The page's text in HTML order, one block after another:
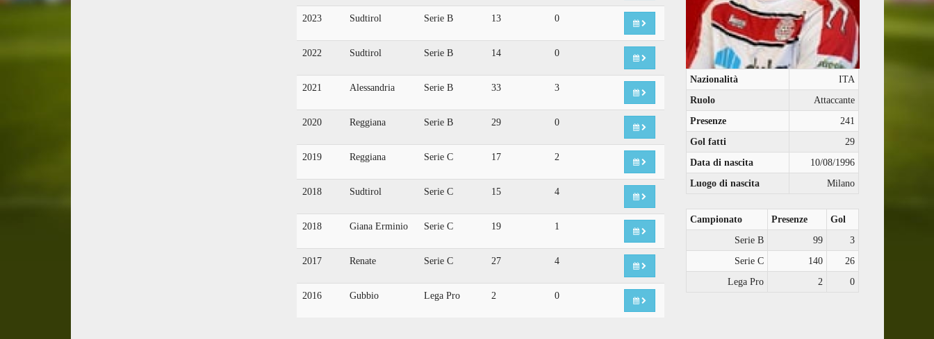
2023 Sudtirol Serie B 13 0
2022 Sudtirol Serie B 14 0
2021 Alessandria Serie B 33 3
2020 Reggiana Serie B 29 0
2019 Reggiana Serie C 17 2
2018 Sudtirol Serie C 15 4
2018 Giana Erminio Serie C 19 1
2017 Renate Serie C 27 4
2016 Gubbio Lega Pro 2 0
Nazionalità
ITA
Ruolo
Attaccante
Presenze
241
Gol fatti
29
Data di nascita
10/08/1996
Luogo di nascita
Milano
Campionato Presenze
Gol
Serie B
99
3
Serie C
140
26
Lega Pro
2 0